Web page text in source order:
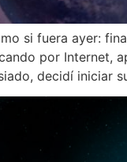
si fuera ayer:
por Internet,
decidí iniciar